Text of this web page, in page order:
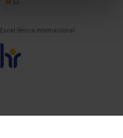
Excel·lència internacional